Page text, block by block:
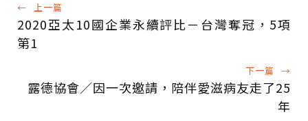
← 上一篇
2020亞太10國企業永續評比－台灣奪冠，5項
第1
下一篇 →
露德協會／因一次邀請，陪伴愛滋病友走了25
年